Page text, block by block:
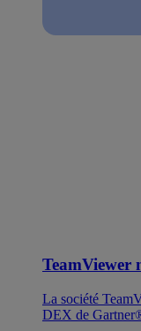
TeamViewer
La société
DEX de